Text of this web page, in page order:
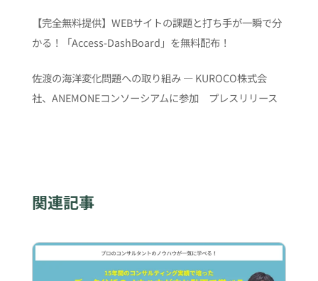
【完全無料提供】WEBサイトの課題と打ち手が一瞬で分
かる！「Access-DashBoard」を無料配布！
佐渡の海洋変化問題への取り組み ― KUROCO株式会
社、ANEMONEコンソーシアムに参加 プレスリリース
関連記事